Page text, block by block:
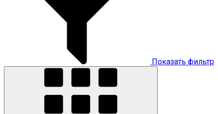
Показать фильтр